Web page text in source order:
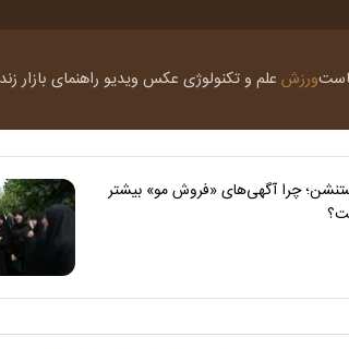
ورزش علم و تکنولوژی عکس ویدیو راهنمای بازار
چرا آگهی‌های «فروش مو» بیشتر